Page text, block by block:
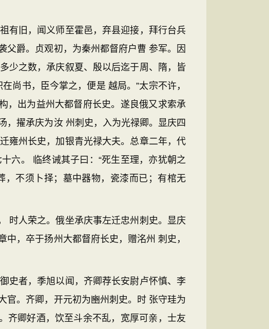
旧，闻义师至霍邑，弃县迎接，拜行台兵
父爵。贞观初，为秦州都督府户曹 参军。因
少之数，承庆叙夏、殷以后迄于周、隋，皆
尚书，臣今掌之，便是 越局。”太宗不许，
，出为益州大都督府长史。遂良俄又求索承
，擢承庆为汝 州刺史，入为光禄卿。显庆四
雍州长史，加银青光禄大夫。总章二年，代
六。 临终诫其子曰：“死生至理，亦犹朝之
不须卜择；墓中器物，瓷漆而已；有棺无
人荣之。俄坐承庆事左迁忠州刺史。显庆
，卒于扬州大都督府长史，赠洺州 刺史，
者，季旭以闻，齐卿荐长安尉卢怀慎、李
官。齐卿，开元初为豳州刺史。时 张守珪为
齐卿好酒，饮至斗余不乱，宽厚可亲，士友